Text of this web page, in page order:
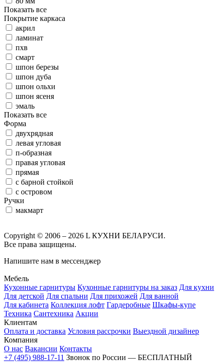
Показать все
Покрытие каркаса
акрил
ламинат
пхв
смарт
шпон березы
шпон дуба
шпон ольхи
шпон ясеня
эмаль
Показать все
Форма
двухрядная
левая угловая
п-образная
правая угловая
прямая
с барной стойкой
с островом
Ручки
макмарт
Copyright © 2006 – 2026 L КУХНИ БЕЛАРУСИ.
Все права защищены.
Напишите нам в мессенджер
Мебель
Кухонные гарнитуры Кухонные гарнитуры на заказ Для кухни
Для детской Для спальни Для прихожей Для ванной
Для кабинета Коллекция лофт Гардеробные Шкафы-купе
Техника Сантехника Акции
Клиентам
Оплата и доставка Условия рассрочки Выездной дизайнер
Компания
О нас Вакансии Контакты
+7 (495) 988-17-11 Звонок по России — БЕСПЛАТНЫЙ